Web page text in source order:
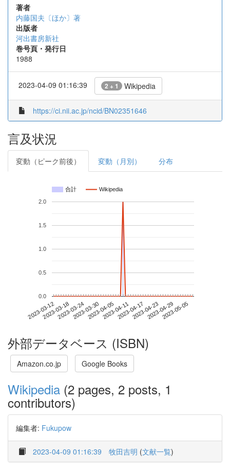
著者
内藤国夫〔ほか〕著
出版者
河出書房新社
巻号頁・発行日
1988
2023-04-09 01:16:39 2 + 1 Wikipedia
https://ci.nii.ac.jp/ncid/BN02351646
言及状況
変動（ピーク前後） 変動（月別） 分布
合計 Wikipedia
2023-03-122023-03-182023-03-242023-03-302023-04-052023-04-112023-04-172023-04-232023-04-292023-05-05
0.0
0.5
1.0
1.5
2.0
外部データベース (ISBN)
Amazon.co.jp Google Books
Wikipedia (2 pages, 2 posts, 1
contributors)
編集者: Fukupow
2023-04-09 01:16:39 牧田吉明 (文献一覧)